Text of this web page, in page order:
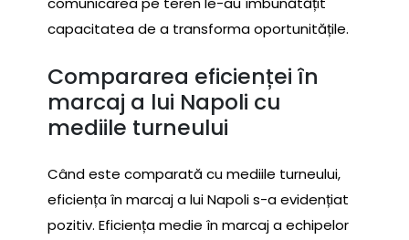
capacitatea de a transforma oportunitățile.
Compararea eficienței în
marcaj a lui Napoli cu
mediile turneului
Când este comparată cu mediile turneului,
eficiența în marcaj a lui Napoli s-a evidențiat
pozitiv. Eficiența medie în marcaj a echipelor